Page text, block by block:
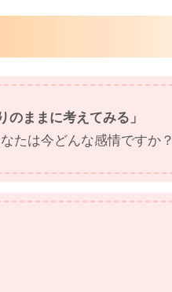
ままに考えてみる」
たは今どんな感情ですか？